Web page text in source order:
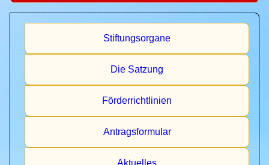
Stiftungsorgane
Die Satzung
Förderrichtlinien
Antragsformular